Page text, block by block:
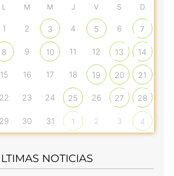
L M M J V S D
1 2 3 4 5 6 7
8 9 10 11 12 13 14
15 16 17 18 19 20 21
22 23 24 25 26 27 28
29 30 31 1 2 3 4
NOTICIAS